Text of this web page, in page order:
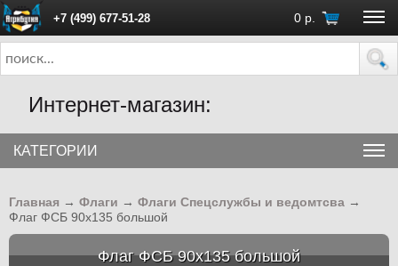
+7 (499) 677-51-28 0 р.
ПН - ПТ с 10:00 до 18:00 (Москва)
Интернет-магазин:
КАТЕГОРИИ
Главная → Флаги → Флаги Спецслужбы и ведомтсва →
Флаг ФСБ 90х135 большой
Флаг ФСБ 90х135 большой